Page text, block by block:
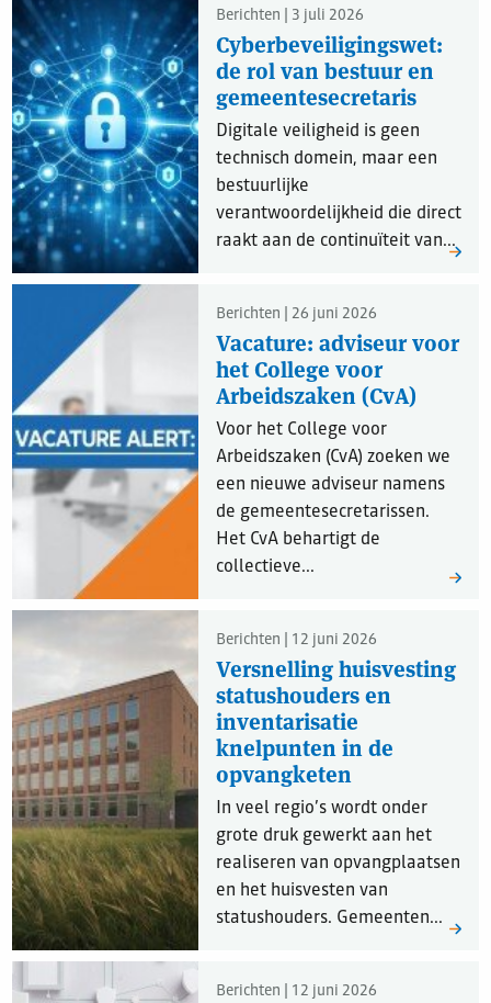
Berichten | 3 juli 2026
Cyberbeveiligingswet:
de rol van bestuur en
gemeentesecretaris
Digitale veiligheid is geen
technisch domein, maar een
bestuurlijke
verantwoordelijkheid die direct
raakt aan de continuïteit van...
Berichten | 26 juni 2026
Vacature: adviseur voor
het College voor
Arbeidszaken (CvA)
Voor het College voor
Arbeidszaken (CvA) zoeken we
een nieuwe adviseur namens
de gemeentesecretarissen.
Het CvA behartigt de
collectieve...
Berichten | 12 juni 2026
Versnelling huisvesting
statushouders en
inventarisatie
knelpunten in de
opvangketen
In veel regio’s wordt onder
grote druk gewerkt aan het
realiseren van opvangplaatsen
en het huisvesten van
statushouders. Gemeenten...
Berichten | 12 juni 2026